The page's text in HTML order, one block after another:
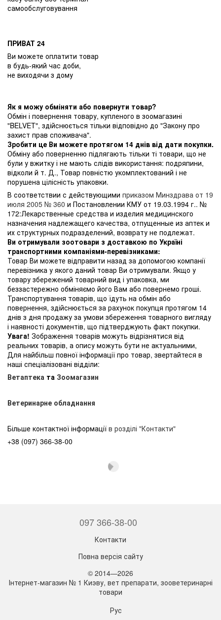
самообслуговування
ПРИВАТ 24
Ви можете оплатити товар
в будь-який час доби,
не виходячи з дому
Як я можу обміняти або повернути товар?
Обмін і повернення товару, купленого в зоомагазині
"BELVET", здійснюється тільки відповідно до "Закону про
захист прав споживача".
Зробити це Ви можете протягом 14 днів від дати покупки.
Обміну або поверненню підлягають тільки ті товари, що не
були у вжитку і не мають слідів використання: подряпини,
відколи й т. Д., Товар повністю укомплектований і не
порушена цілісність упаковки.
В соответствии с действующими приказом Минздрава от 19
июля 2005 № 360 и Постановлении КМУ от 19.03.1994 г.. №
172:Лекарственные средства и изделия медицинского
назначения надлежащего качества, отпущенные из аптек и
их структурных подразделений, возврату не подлежат.
Ви отримували зоотовари з доставкою по Україні
транспортними компаніями-перевізниками:
Товар Ви можете відправити назад за допомогою компанії
перевізника у якого даний товар Ви отримували. Якщо у
товару збережений товарний вид і упаковка, ми
беззастережно обміняємо його Вам або повернемо гроші.
Транспортування товарів, що їдуть на обмін або
повернення, здійснюється за рахунок покупця протягом 14
днів з дня продажу за умови збереження товарного вигляду
і наявності документів, що підтверджують факт покупки.
Увага! Зображення товарів можуть відрізнятися від
реальних товарів, а опису можуть бути не актуальними,
Для найбільш повної інформації про товар, звертайтеся в
наші спеціалізовані відділи:
Ветаптека та Зоомагазин
Ветеринарне обладнання
Більше контактної інформації в розділі "Контакти"
+38 (097) 366-38-00
097 366-38-00
Контакти
Повна версія сайту
© 2014—2026
Інтернет-магазин № 1 Киэву, вет препарати, зооветеринарні
товари
Рус